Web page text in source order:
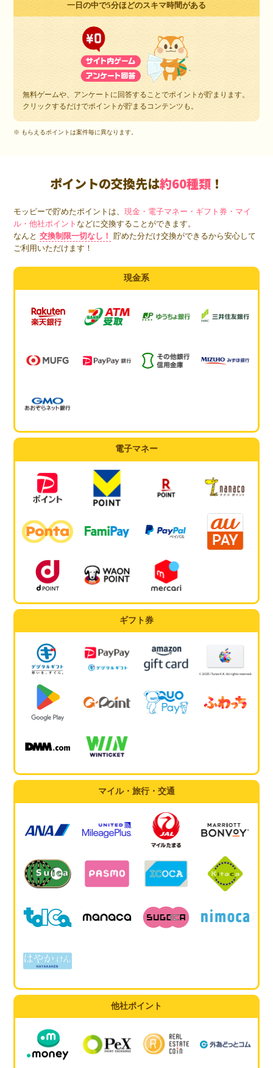
一日の中で5分ほどのスキマ時間がある
無料ゲームや、アンケートに回答することでポイントが貯まります。
クリックするだけでポイントが貯まるコンテンツも。
※ もらえるポイントは案件毎に異なります。
ポイントの交換先は約60種類 ！
モッピーで貯めたポイントは、現金・電子マネー・ギフト券・マイ
ル・他社ポイントなどに交換することができます。
なんと 交換制限一切なし！
貯めた分だけ交換ができるから安心して
ご利用いただけます！
現金系
電子マネー
ギフト券
マイル・旅行・交通
他社ポイント